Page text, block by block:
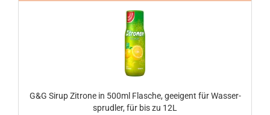
G&G Sirup Zi­tro­ne in 500ml Fla­sche, ge­ei­gent für Was­ser­
sprud­ler, für bis zu 12L